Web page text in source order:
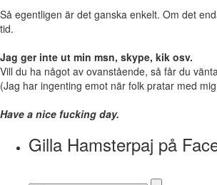
Så egentligen är det ganska enkelt. Om det
tid.
Jag ger inte ut min msn, skype, kik osv.
Vill du ha något av ovanstående, så får du
(Jag har ingenting emot när folk pratar med
Have a nice fucking day.
Gilla Hamsterpaj på